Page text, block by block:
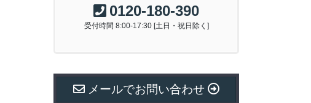
0120-180-390
受付時間 8:00-17:30 [土日・祝日除く]
メールでお問い合わせ